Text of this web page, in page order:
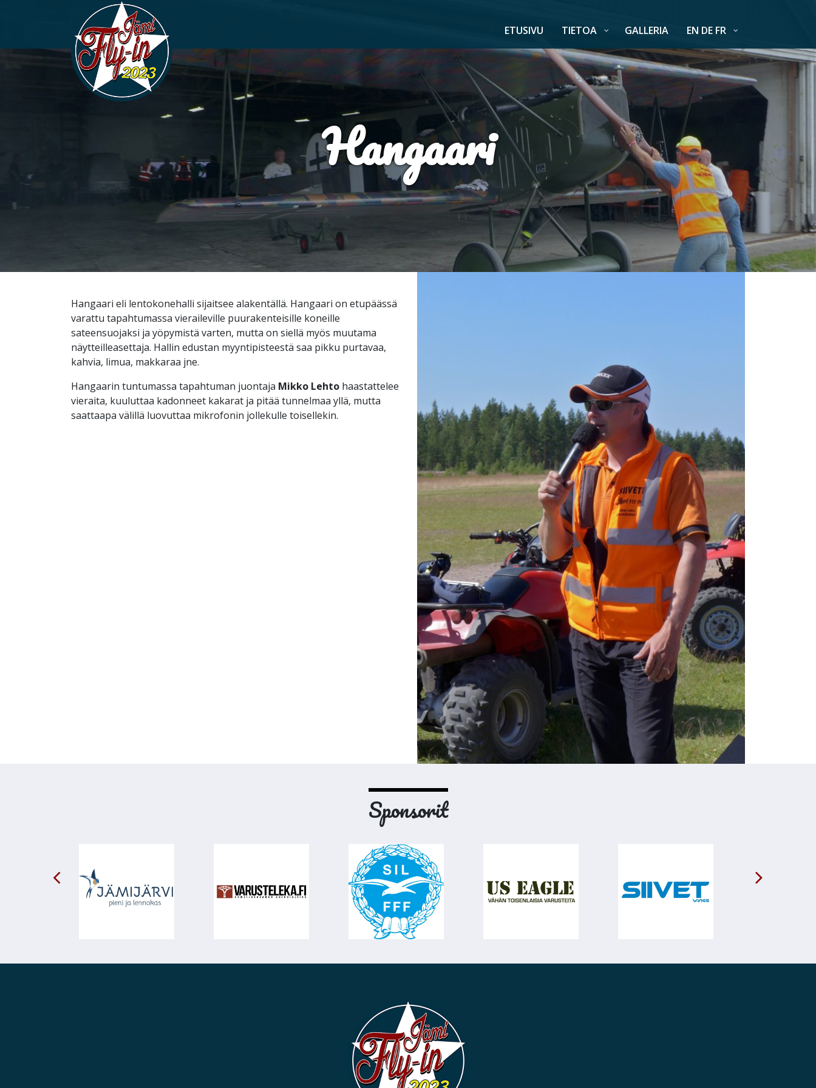
ETUSIVU TIETOA GALLERIA EN DE FR
Hangaari
Hangaari eli lentokonehalli sijaitsee alakentällä. Hangaari on etupäässä
varattu tapahtumassa vieraileville puurakenteisille koneille
sateensuojaksi ja yöpymistä varten, mutta on siellä myös muutama
näytteilleasettaja. Hallin edustan myyntipisteestä saa pikku purtavaa,
kahvia, limua, makkaraa jne.
Hangaarin tuntumassa tapahtuman juontaja Mikko Lehto haastattelee
vieraita, kuuluttaa kadonneet kakarat ja pitää tunnelmaa yllä, mutta
saattaapa välillä luovuttaa mikrofonin jollekulle toisellekin.
Sponsorit